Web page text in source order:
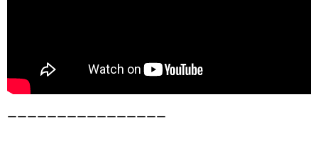
ーーーーーーーーーーーーーーーー